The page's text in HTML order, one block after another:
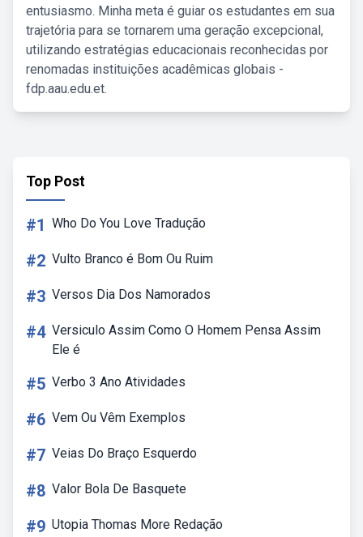
entusiasmo. Minha meta é guiar os estudantes em sua
trajetória para se tornarem uma geração excepcional,
utilizando estratégias educacionais reconhecidas por
renomadas instituições acadêmicas globais -
fdp.aau.edu.et.
Top Post
#1 Who Do You Love Tradução
#2 Vulto Branco é Bom Ou Ruim
#3 Versos Dia Dos Namorados
#4 Versiculo Assim Como O Homem Pensa Assim
Ele é
#5 Verbo 3 Ano Atividades
#6 Vem Ou Vêm Exemplos
#7 Veias Do Braço Esquerdo
#8 Valor Bola De Basquete
#9 Utopia Thomas More Redação